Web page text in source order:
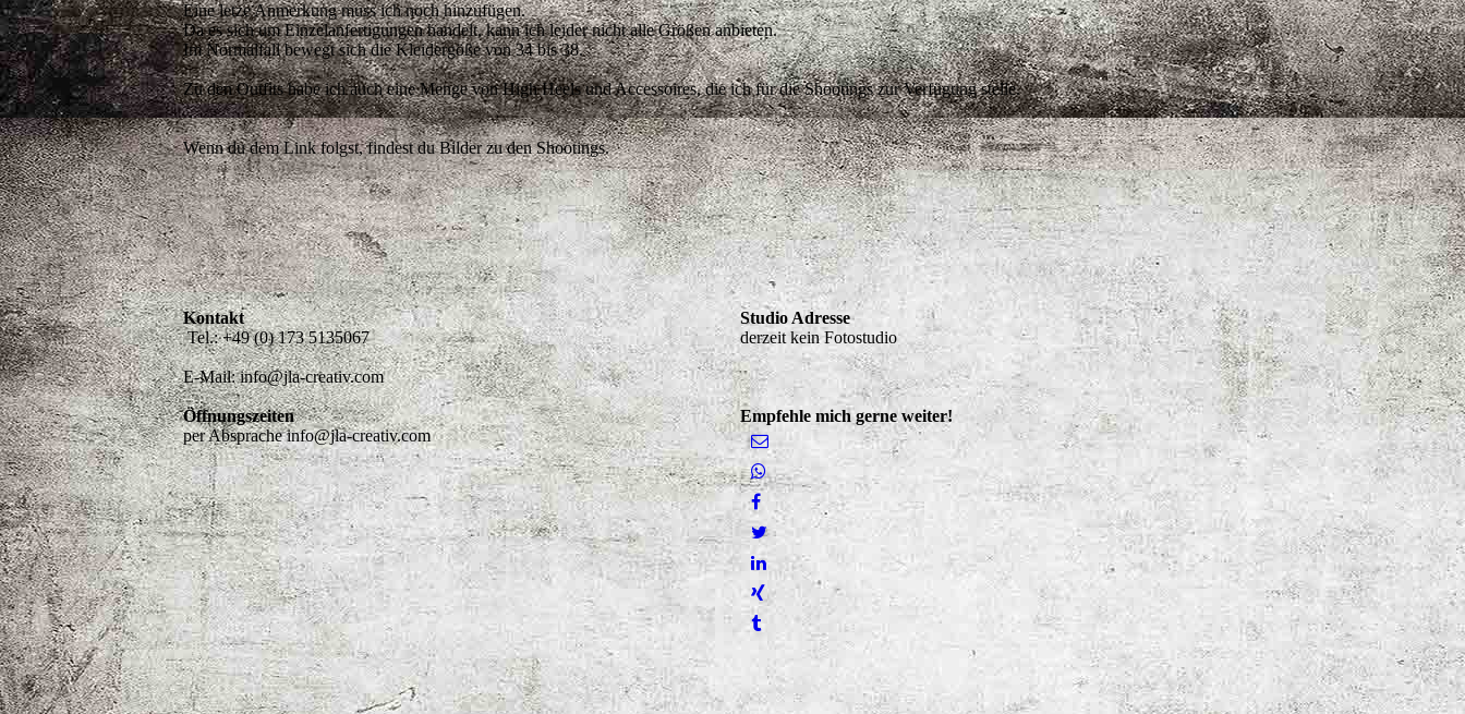
Eine letze Anmerkung muss ich noch hinzufügen.
Da es sich um Einzelanfertigungen handelt, kann ich leider nicht alle Größen anbieten.
Im Normalfall bewegt sich die Kleidergöße von 34 bis 38.
Zu den Outfits habe ich auch eine Menge von High Heels und Accessoires, die ich für die Shootings zur Verfügung stelle.
Wenn du dem Link folgst, findest du Bilder zu den Shootings.
Kontakt
Tel.: +49 (0) 173 5135067
E-Mail: info@jla-creativ.com
Studio Adresse
derzeit kein Fotostudio
Öffnungszeiten
per Absprache info@jla-creativ.com
Empfehle mich gerne weiter!